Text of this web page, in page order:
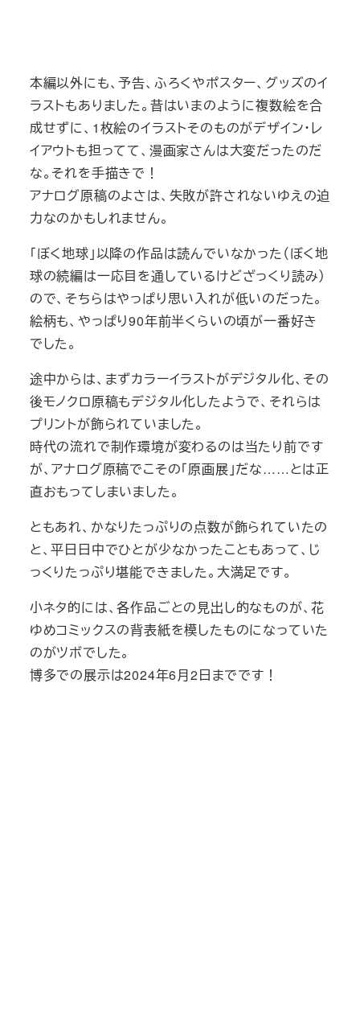
本編以外にも、予告、ふろくやポスター、グッズのイ
ラストもありました。昔はいまのように複数絵を合
成せずに、1枚絵のイラストそのものがデザイン・レ
イアウトも担ってて、漫画家さんは大変だったのだ
な。それを手描きで！
アナログ原稿のよさは、失敗が許されないゆえの迫
力なのかもしれません。
「ぼく地球」以降の作品は読んでいなかった（ぼく地
球の続編は一応目を通しているけどざっくり読み）
ので、そちらはやっぱり思い入れが低いのだった。
絵柄も、やっぱり90年前半くらいの頃が一番好き
でした。
途中からは、まずカラーイラストがデジタル化、その
後モノクロ原稿もデジタル化したようで、それらは
プリントが飾られていました。
時代の流れで制作環境が変わるのは当たり前です
が、アナログ原稿でこその「原画展」だな……とは正
直おもってしまいました。
ともあれ、かなりたっぷりの点数が飾られていたの
と、平日日中でひとが少なかったこともあって、じ
っくりたっぷり堪能できました。大満足です。
小ネタ的には、各作品ごとの見出し的なものが、花
ゆめコミックスの背表紙を模したものになっていた
のがツボでした。
博多での展示は2024年6月2日までです！